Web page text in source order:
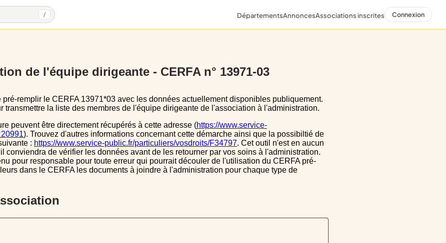
/ DépartementsAnnoncesAssociations inscrites Connexion
de l'équipe dirigeante - CERFA n° 13971-03
transmettre la liste des membres de l'équipe dirigeante de l'association à l'administration.
peuvent être directement récupérés à cette adresse (https://www.service-
). Trouvez d'autres informations concernant cette démarche ainsi que la possibiltié de
: https://www.service-public.fr/particuliers/vosdroits/F34797. Cet outil n'est en aucun
conviendra de vérifier les données avant de les retourner par vos soins à l'administration.
pour responsable pour toute erreur qui pourrait découler de l'utilisation du CERFA pré-
dans le CERFA les documents à joindre à l'administration pour chaque type de